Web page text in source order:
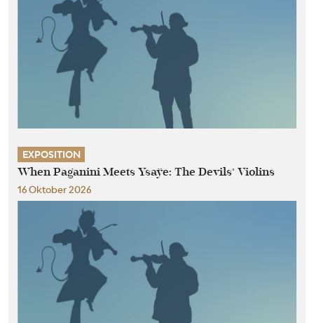
EXPOSITION
When Paganini Meets Ysaÿe: The Devils’ Violins
16 Oktober 2026